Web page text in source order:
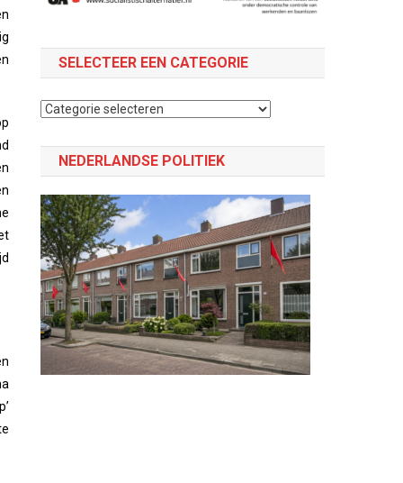
SELECTEER EEN CATEGORIE
Selecteer
categorie
NEDERLANDSE POLITIEK